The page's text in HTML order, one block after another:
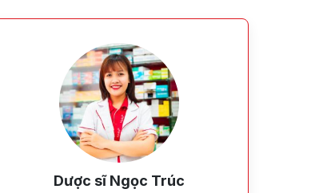
Dược sĩ Ngọc Trúc